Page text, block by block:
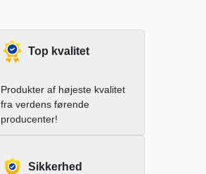
Top kvalitet
Produkter af højeste kvalitet
fra verdens førende
producenter!
Sikkerhed